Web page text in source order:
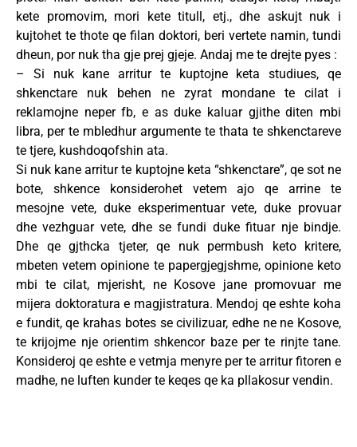
kete promovim, mori kete titull, etj., dhe askujt nuk i
kujtohet te thote qe filan doktori, beri vertete namin, tundi
dheun, por nuk tha gje prej gjeje. Andaj me te drejte pyes :
– Si nuk kane arritur te kuptojne keta studiues, qe
shkenctare nuk behen ne zyrat mondane te cilat i
reklamojne neper fb, e as duke kaluar gjithe diten mbi
libra, per te mbledhur argumente te thata te shkenctareve
te tjere, kushdoqofshin ata.
Si nuk kane arritur te kuptojne keta “shkenctare”, qe sot ne
bote, shkence konsiderohet vetem ajo qe arrine te
mesojne vete, duke eksperimentuar vete, duke provuar
dhe vezhguar vete, dhe se fundi duke fituar nje bindje.
Dhe qe gjthcka tjeter, qe nuk permbush keto kritere,
mbeten vetem opinione te papergjegjshme, opinione keto
mbi te cilat, mjerisht, ne Kosove jane promovuar me
mijera doktoratura e magjistratura. Mendoj qe eshte koha
e fundit, qe krahas botes se civilizuar, edhe ne ne Kosove,
te krijojme nje orientim shkencor baze per te rinjte tane.
Konsideroj qe eshte e vetmja menyre per te arritur fitoren e
madhe, ne luften kunder te keqes qe ka pllakosur vendin.